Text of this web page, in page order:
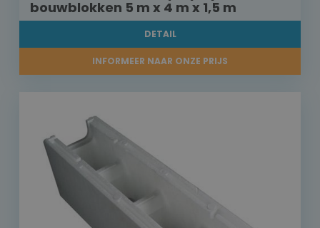
bouwblokken 5 m x 4 m x 1,5 m
DETAIL
INFORMEER NAAR ONZE PRIJS